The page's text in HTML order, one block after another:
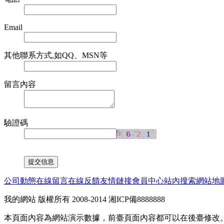
Email
其他聯系方式,如QQ、MSN等
留言內容
驗證碼
公司動態在線留言在線反饋友情鏈接會員中心站內搜索網站地
我的網站 版權所有 2008-2014 湘ICP備8888888
本頁面內容為網站演示數據，前臺頁面內容都可以在後臺修改。